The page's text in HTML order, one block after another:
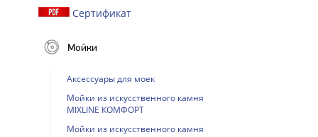
Сертификат
Мойки
Аксессуары для моек
Мойки из искусственного камня
MIXLINE КОМФОРТ
Мойки из искусственного камня